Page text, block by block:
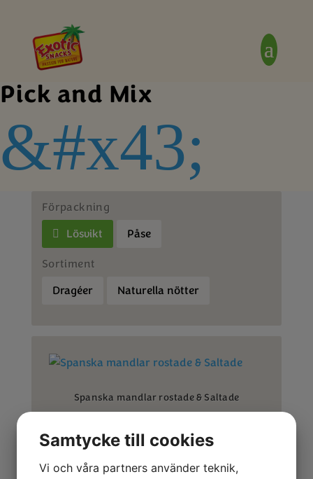
Pick and Mix
&#x43;
Förpackning
Lösvikt
Påse
Sortiment
Dragéer
Naturella nötter
Spanska mandlar rostade & Saltade
Samtycke till cookies
Vi och våra partners använder teknik,